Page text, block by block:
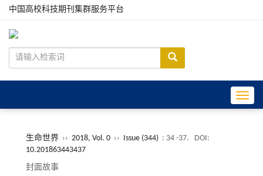
中国高校科技期刊集群服务平台
生命世界 ›› 2018, Vol. 0 ›› Issue (344) : 34 -37.
DOI:
10.201863443437
封面故事